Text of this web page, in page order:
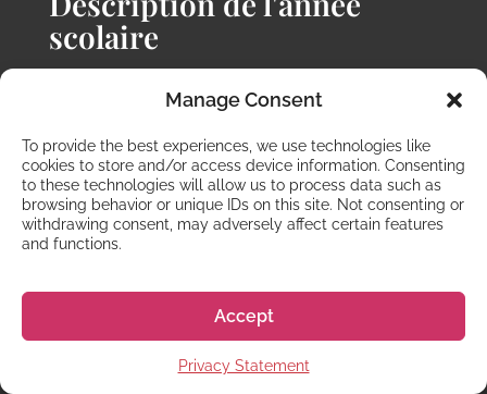
Manage Consent
To provide the best experiences, we use technologies like
cookies to store and/or access device information. Consenting
to these technologies will allow us to process data such as
browsing behavior or unique IDs on this site. Not consenting or
withdrawing consent, may adversely affect certain features
and functions.
Accept
Privacy Statement
scolaire
Contactez-nous pour vous inscrire
TRIMESTRE 1 - 3
Vous vous concentrerez sur les conversations
du quotidien mais aussi sur la grammaire et les
structures des phrases. A la fin, vous aurez un
niveau JLPT N4. Manuel principal : Minna no